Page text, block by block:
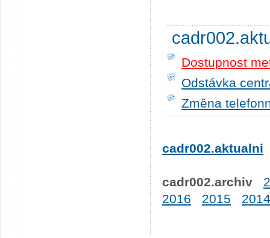
Dostupnost
Odstávka
Změna
cadr002.aktualni
cadr002.archiv
2016
2015 2014